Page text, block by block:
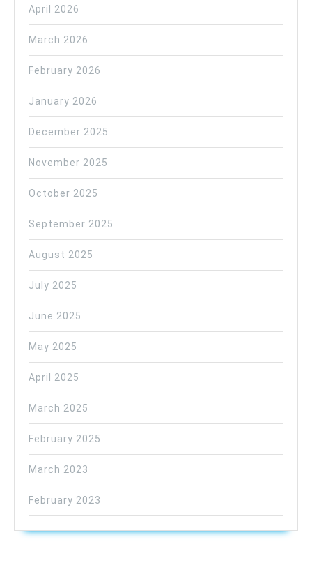
April 2026
March 2026
February 2026
January 2026
December 2025
November 2025
October 2025
September 2025
August 2025
July 2025
June 2025
May 2025
April 2025
March 2025
February 2025
March 2023
February 2023